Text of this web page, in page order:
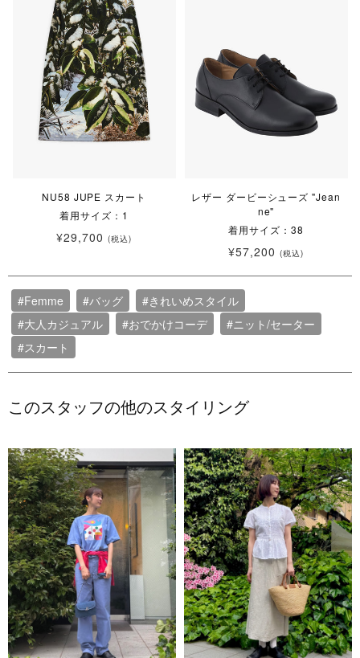
NU58 JUPE スカート
着用サイズ：1
¥29,700 (税込)
レザー ダービーシューズ "Jean
ne"
着用サイズ：38
¥57,200 (税込)
#Femme #バッグ
#きれいめスタイル
#大人カジュアル
#おでかけコーデ
#ニット/セーター
#スカート
このスタッフの他のスタイリング